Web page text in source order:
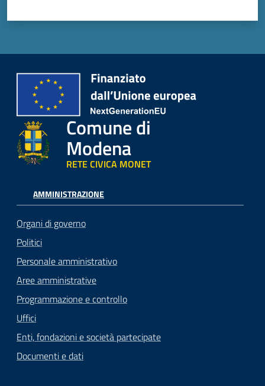
Comune di
Modena
RETE CIVICA MONET
AMMINISTRAZIONE
Organi di governo
Politici
Personale amministrativo
Aree amministrative
Programmazione e controllo
Uffici
Enti, fondazioni e società partecipate
Documenti e dati